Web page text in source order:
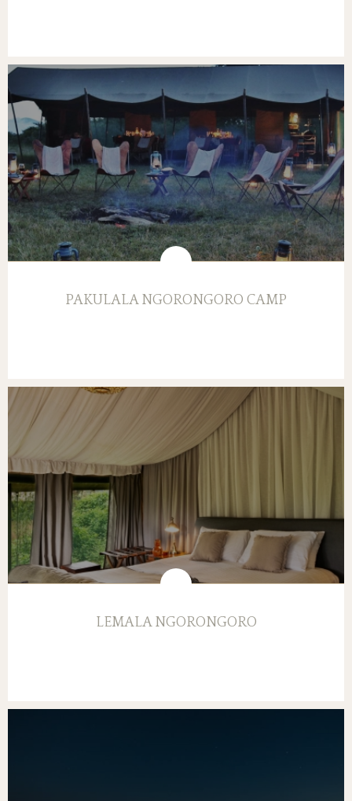
PAKULALA NGORONGORO CAMP
LEMALA NGORONGORO